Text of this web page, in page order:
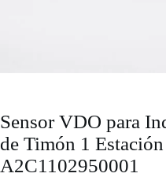
Sensor VDO para
de Timón 1
A2C1102950001